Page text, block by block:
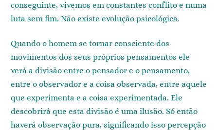
conseguinte, vivemos em constantes conflito e numa
luta sem fim. Não existe evolução psicológica.
Quando o homem se tornar consciente dos
movimentos dos seus próprios pensamentos ele
verá a divisão entre o pensador e o pensamento,
entre o observador e a coisa observada, entre aquele
que experimenta e a coisa experimentada. Ele
descobrirá que esta divisão é uma ilusão. Só então
haverá observação pura, significando isso percepção